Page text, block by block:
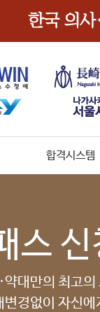
합격시스템
스
약대만의 최고
변경없이 자신